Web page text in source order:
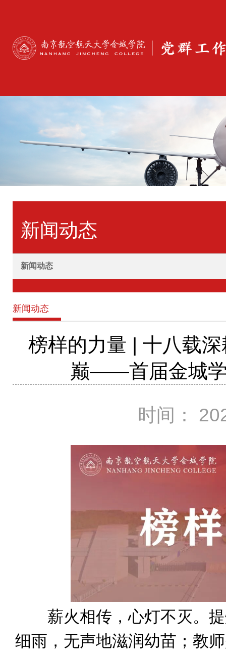
新闻动态
新闻动态
新闻动态
榜样的力量 | 十八载
巅——首届金城学
时间：
薪火相传，心灯不灭。提
细雨，无声地滋润幼苗；教